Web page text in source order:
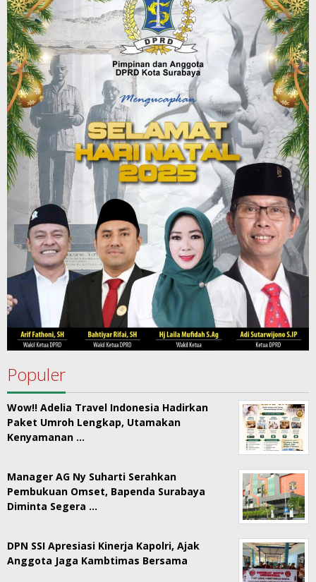
Populer
Wow!! Adelia Travel Indonesia Hadirkan
Paket Umroh Lengkap, Utamakan
Kenyamanan …
Manager AG Ny Suharti Serahkan
Pembukuan Omset, Bapenda Surabaya
Diminta Segera …
DPN SSI Apresiasi Kinerja Kapolri, Ajak
Anggota Jaga Kambtimas Bersama